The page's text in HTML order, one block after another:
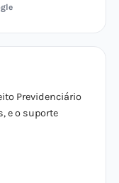
Previdenciário
e o suporte